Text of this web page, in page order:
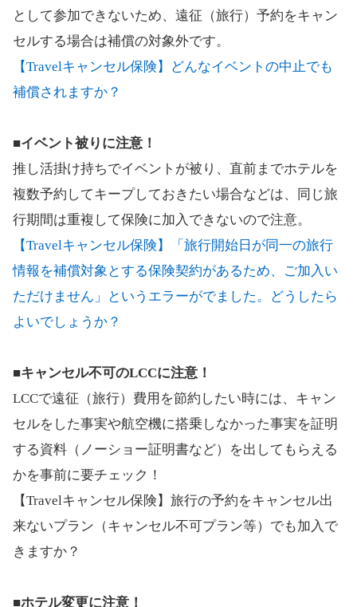
として参加できないため、遠征（旅行）予約をキャン
セルする場合は補償の対象外です。
【Travelキャンセル保険】どんなイベントの中止でも
補償されますか？
■イベント被りに注意！
推し活掛け持ちでイベントが被り、直前までホテルを
複数予約してキープしておきたい場合などは、同じ旅
行期間は重複して保険に加入できないので注意。
【Travelキャンセル保険】「旅行開始日が同一の旅行
情報を補償対象とする保険契約があるため、ご加入い
ただけません」というエラーがでました。どうしたら
よいでしょうか？
■キャンセル不可のLCCに注意！
LCCで遠征（旅行）費用を節約したい時には、キャン
セルをした事実や航空機に搭乗しなかった事実を証明
する資料（ノーショー証明書など）を出してもらえる
かを事前に要チェック！
【Travelキャンセル保険】旅行の予約をキャンセル出
来ないプラン（キャンセル不可プラン等）でも加入で
きますか？
■ホテル変更に注意！